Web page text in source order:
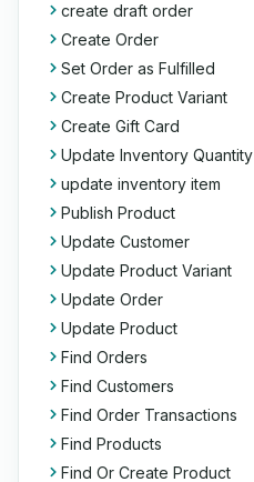
create draft order
Create Order
Set Order as Fulfilled
Create Product Variant
Create Gift Card
Update Inventory Quantity
update inventory item
Publish Product
Update Customer
Update Product Variant
Update Order
Update Product
Find Orders
Find Customers
Find Order Transactions
Find Products
Find Or Create Product